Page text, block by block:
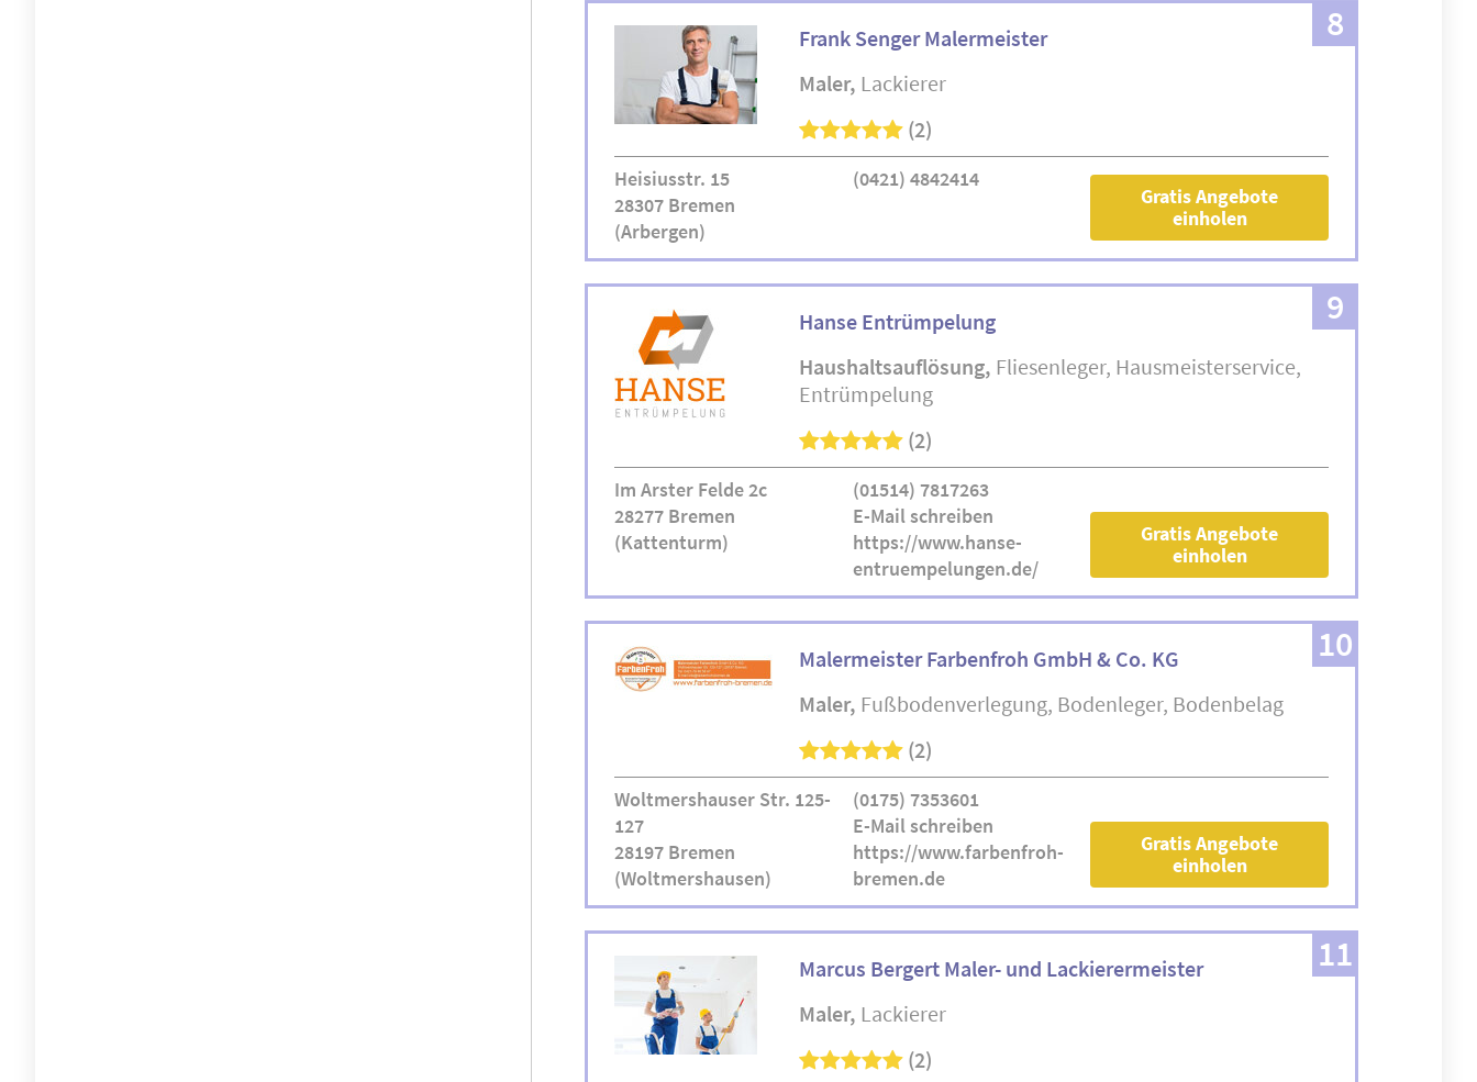
8
Frank Senger Malermeister
Maler Lackierer
(2)
Heisiusstr. 15
28307 Bremen
(Arbergen)
(0421) 4842414
Gratis Angebote
einholen
9
Hanse Entrümpelung
Haushaltsauflösung Fliesenleger Hausmeisterservice
Entrümpelung
(2)
Im Arster Felde 2c
28277 Bremen
(Kattenturm)
(01514) 7817263
E-Mail schreiben
https://www.hanse-
entruempelungen.de/
Gratis Angebote
einholen
10
Malermeister Farbenfroh GmbH & Co. KG
Maler Fußbodenverlegung Bodenleger Bodenbelag
(2)
Woltmershauser Str. 125-
127
28197 Bremen
(Woltmershausen)
(0175) 7353601
E-Mail schreiben
https://www.farbenfroh-
bremen.de
Gratis Angebote
einholen
11
Marcus Bergert Maler- und Lackierermeister
Maler Lackierer
(2)